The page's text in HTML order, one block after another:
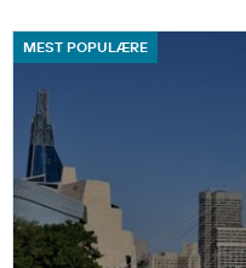
MEST POPULÆRE